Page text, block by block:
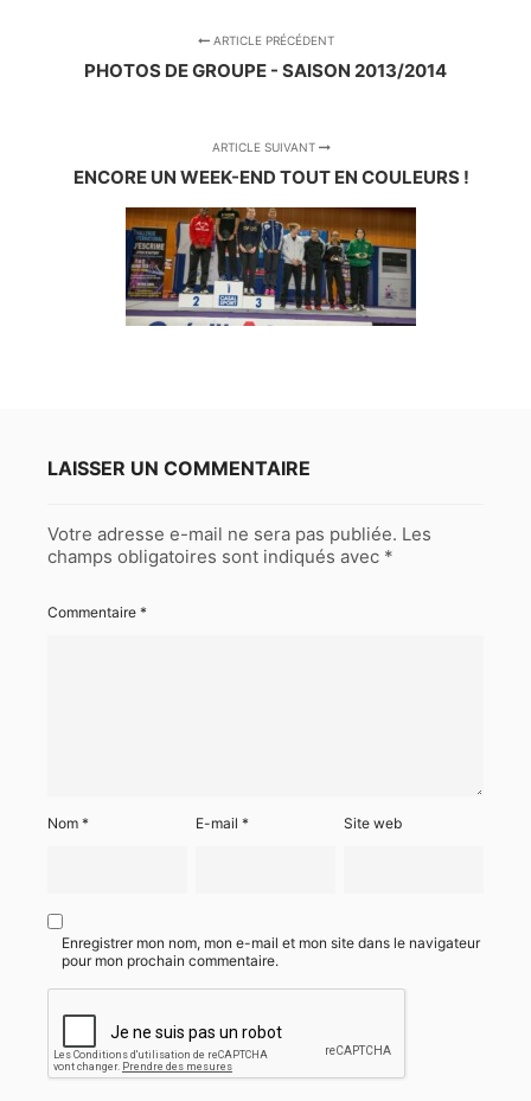
ARTICLE PRÉCÉDENT
PHOTOS DE GROUPE - SAISON 2013/2014
ARTICLE SUIVANT
ENCORE UN WEEK-END TOUT EN COULEURS !
LAISSER UN COMMENTAIRE
Votre adresse e-mail ne sera pas publiée. Les
champs obligatoires sont indiqués avec *
Commentaire *
Nom * E-mail* Site web
Enregistrer mon nom, mon e-mail et mon site dans le navigateur
pour mon prochain commentaire.